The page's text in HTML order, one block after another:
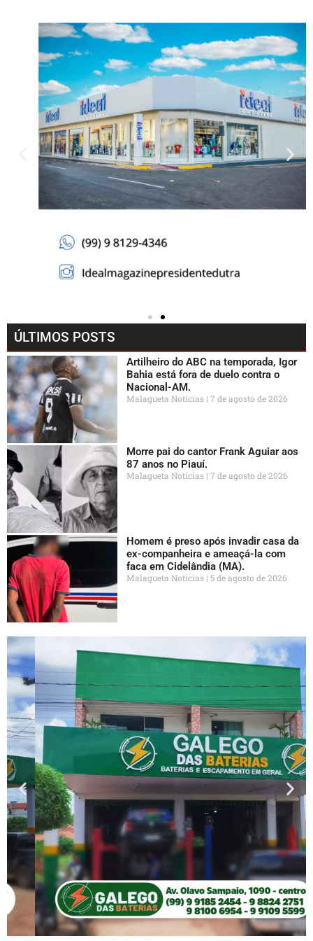
ÚLTIMOS POSTS
Artilheiro do ABC na temporada, Igor
Bahia está fora de duelo contra o
Nacional-AM.
Malagueta Notícias 7 de agosto de 2026
Morre pai do cantor Frank Aguiar aos
87 anos no Piauí.
Malagueta Notícias 7 de agosto de 2026
Homem é preso após invadir casa da
ex-companheira e ameaçá-la com
faca em Cidelândia (MA).
Malagueta Notícias 5 de agosto de 2026